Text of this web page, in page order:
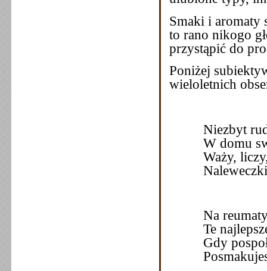
Smaki i aromaty
to rano nikogo
przystąpić do
Poniżej
wieloletnich
Niezbyt
W domu
Waży,
Na
Te
Gdy